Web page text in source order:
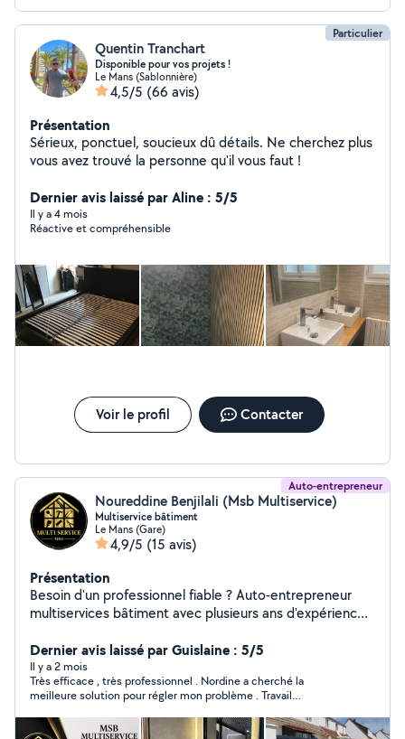
Particulier
Quentin Tranchart
Disponible pour vos projets !
Le Mans (Sablonnière)
4,5/5 (66 avis)
Présentation
Sérieux, ponctuel, soucieux dû détails. Ne cherchez plus
vous avez trouvé la personne qu'il vous faut !
Dernier avis laissé par Aline : 5/5
Il y a 4 mois
Réactive et compréhensible
Voir le profil Contacter
Auto-entrepreneur
Noureddine Benjilali (Msb Multiservice)
Multiservice bâtiment
Le Mans (Gare)
4,9/5 (15 avis)
Présentation
Besoin d'un professionnel fiable ? Auto-entrepreneur
multiservices bâtiment avec plusieurs ans d'expérience,
placo, carrelage, plomberie, maçonnerie, couverture,
pose Velux, nettoyage et toiture. Nettoyage et
entretien maison local fin de chantier Devis gratuit
intervention rapide.
Dernier avis laissé par Guislaine : 5/5
Il y a 2 mois
Très efficace , très professionnel . Nordine a cherché la
meilleure solution pour régler mon problème . Travail